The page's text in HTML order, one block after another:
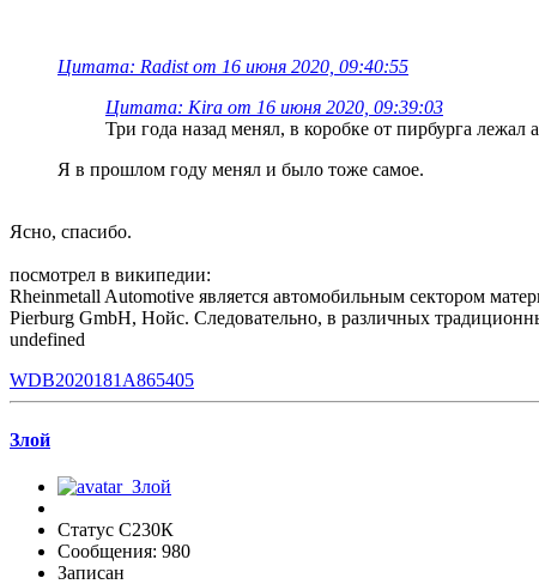
Цитата: Radist от 16 июня 2020, 09:40:55
Цитата: Kira от 16 июня 2020, 09:39:03
Три года назад менял, в коробке от пирбурга
Я в прошлом году менял и было тоже самое.
Ясно, спасибо.
посмотрел в википедии:
Rheinmetall Automotive является автомобильным сектором
Pierburg GmbH, Нойс. Следовательно, в различных
undefined
WDB2020181A865405
Злой
Статус С230К
Сообщения: 980
Записан